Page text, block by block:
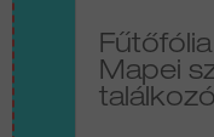
Mapei